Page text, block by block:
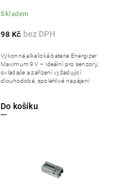
Skladem
98 Kč
Do košíku
Výkonná alkalická baterie Energizer
Maximum 9 V – ideální pro senzory,
ovladače a zařízení vyžadující
dlouhodobé, spolehlivé napájení.